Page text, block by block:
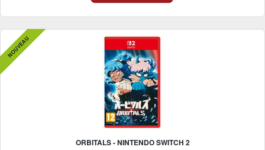
ORBITALS - NINTENDO SWITCH 2
NOUVEAU